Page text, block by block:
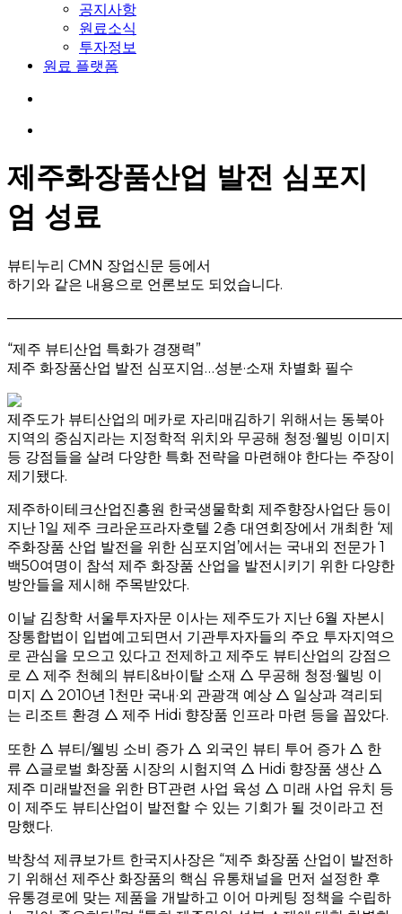
공지사항
원료소식
투자정보
원료 플랫폼
제주화장품산업 발전 심포지
엄 성료
뷰티누리 CMN 장업신문 등에서
하기와 같은 내용으로 언론보도 되었습니다.
“제주 뷰티산업 특화가 경쟁력”
제주 화장품산업 발전 심포지엄…성분·소재 차별화 필수
제주도가 뷰티산업의 메카로 자리매김하기 위해서는 동북아
지역의 중심지라는 지정학적 위치와 무공해 청정·웰빙 이미지
등 강점들을 살려 다양한 특화 전략을 마련해야 한다는 주장이
제기됐다.
제주하이테크산업진흥원 한국생물학회 제주향장사업단 등이
지난 1일 제주 크라운프라자호텔 2층 대연회장에서 개최한 ‘제
주화장품 산업 발전을 위한 심포지엄’에서는 국내외 전문가 1
백50여명이 참석 제주 화장품 산업을 발전시키기 위한 다양한
방안들을 제시해 주목받았다.
이날 김창학 서울투자자문 이사는 제주도가 지난 6월 자본시
장통합법이 입법예고되면서 기관투자자들의 주요 투자지역으
로 관심을 모으고 있다고 전제하고 제주도 뷰티산업의 강점으
로 △ 제주 천혜의 뷰티&바이탈 소재 △ 무공해 청정·웰빙 이
미지 △ 2010년 1천만 국내·외 관광객 예상 △ 일상과 격리되
는 리조트 환경 △ 제주 Hidi 향장품 인프라 마련 등을 꼽았다.
또한 △ 뷰티/웰빙 소비 증가 △ 외국인 뷰티 투어 증가 △ 한
류 △글로벌 화장품 시장의 시험지역 △ Hidi 향장품 생산 △
제주 미래발전을 위한 BT관련 사업 육성 △ 미래 사업 유치 등
이 제주도 뷰티산업이 발전할 수 있는 기회가 될 것이라고 전
망했다.
박창석 제큐보가트 한국지사장은 “제주 화장품 산업이 발전하
기 위해선 제주산 화장품의 핵심 유통채널을 먼저 설정한 후
유통경로에 맞는 제품을 개발하고 이어 마케팅 정책을 수립하